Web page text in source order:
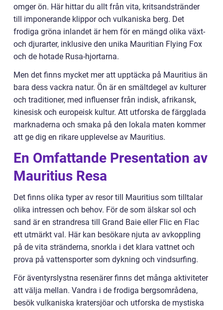
omger ön. Här hittar du allt från vita, kritsandstränder
till imponerande klippor och vulkaniska berg. Det
frodiga gröna inlandet är hem för en mängd olika växt-
och djurarter, inklusive den unika Mauritian Flying Fox
och de hotade Rusa-hjortarna.
Men det finns mycket mer att upptäcka på Mauritius än
bara dess vackra natur. Ön är en smältdegel av kulturer
och traditioner, med influenser från indisk, afrikansk,
kinesisk och europeisk kultur. Att utforska de färgglada
marknaderna och smaka på den lokala maten kommer
att ge dig en rikare upplevelse av Mauritius.
En Omfattande Presentation av
Mauritius Resa
Det finns olika typer av resor till Mauritius som tilltalar
olika intressen och behov. För de som älskar sol och
sand är en strandresa till Grand Baie eller Flic en Flac
ett utmärkt val. Här kan besökare njuta av avkoppling
på de vita stränderna, snorkla i det klara vattnet och
prova på vattensporter som dykning och vindsurfing.
För äventyrslystna resenärer finns det många aktiviteter
att välja mellan. Vandra i de frodiga bergsområdena,
besök vulkaniska kratersjöar och utforska de mystiska